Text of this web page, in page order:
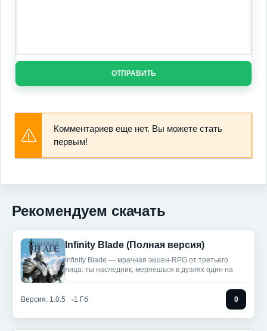
ОТПРАВИТЬ
Комментариев еще нет. Вы можете стать
первым!
Рекомендуем скачать
Infinity Blade (Полная версия)
Infinity Blade — мрачная экшен-RPG от третьего
лица: ты наследник, меряешься в дуэлях один на
Версия: 1.0.5 1 Гб 0